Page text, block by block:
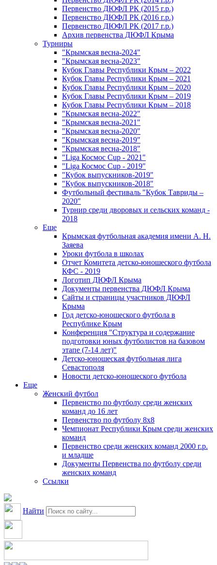
Первенство ДЮФЛ РК (2015 г.р.)
Первенство ДЮФЛ РК (2016 г.р.)
Первенство ДЮФЛ РК (2017 г.р.)
Архив первенства ДЮФЛ Крыма
Турниры
"Крымская весна-2024"
"Крымская весна-2023"
Кубок Главы Республики Крым – 2022
Кубок Главы Республики Крым – 2021
Кубок Главы Республики Крым – 2020
Кубок Главы Республики Крым – 2019
Кубок Главы Республики Крым – 2018
"Крымская весна-2022"
"Крымская весна-2021"
"Крымская весна-2020"
"Крымская весна-2019"
"Крымская весна-2018"
"Liga Космос Cup - 2021"
"Liga Космос Cup - 2019"
"Кубок выпускников-2019"
"Кубок выпускников-2018"
Футбольный фестиваль "Кубок Тавриды –
2020"
Турнир среди дворовых и сельских команд -
2018
Еще
Крымская футбольная академия имени А. Н.
Заяева
Уроки футбола в школах
Отчет Комитета детско-юношеского футбола
КФС - 2019
Логотип ДЮФЛ Крыма
Документы первенства ДЮФЛ Крыма
Сайты и страницы участников ДЮФЛ
Крыма
Год детско-юношеского футбола в
Республике Крым
Конференция "Структура и содержание
подготовки юных футболистов на базовом
этапе (7-14 лет)"
Детско-юношеская футбольная лига
Севастополя
Новости детско-юношеского футбола
Еще
Женский футбол
Первенство по футболу среди женских
команд до 16 лет
Первенство по футболу 8х8
Чемпионат Республики Крым среди женских
команд
Первенство среди женских команд 2000 г.р.
и младше
Документы Первенства по футболу среди
женских команд
Ссылки
Найти